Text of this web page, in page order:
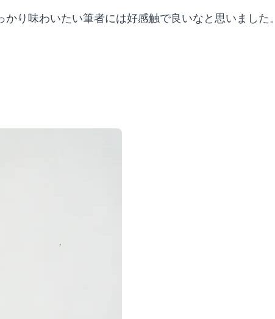
り味わいたい筆者には好感触で良いなと思いました。